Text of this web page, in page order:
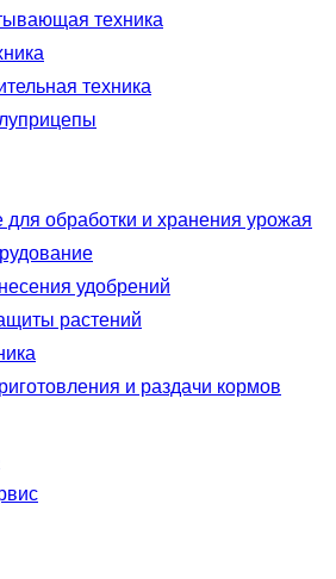
техника
техника
обработки и хранения урожая
удобрений
растений
и раздачи кормов